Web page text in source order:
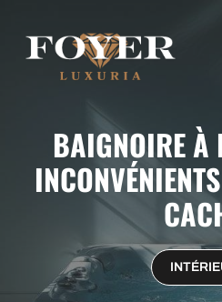
contenu
BAIGNOIRE À